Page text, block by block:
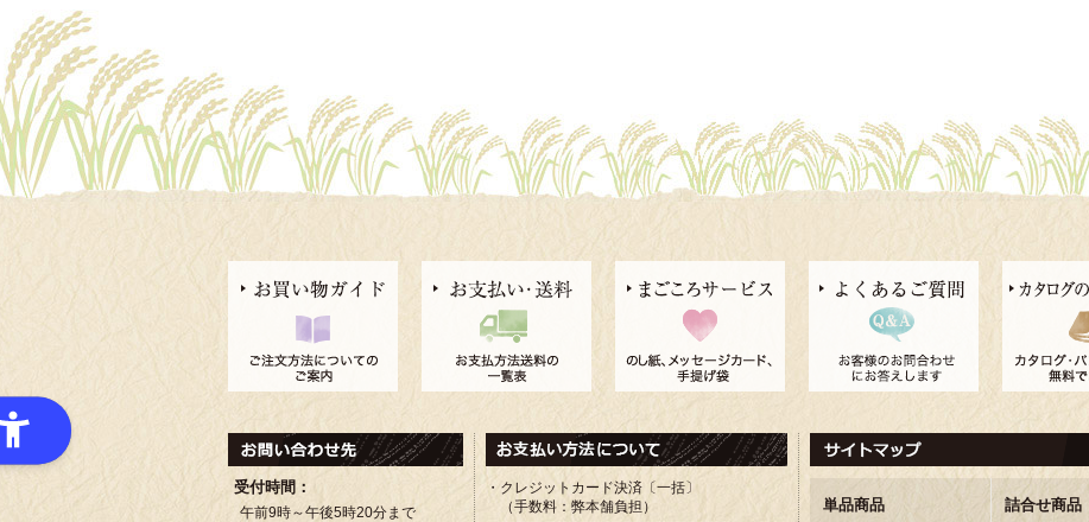
受付時間：
午前9時～午後5時20分まで
・クレジットカード決済〔一括〕
（手数料：弊本舗負担）
単品商品 詰合せ商品